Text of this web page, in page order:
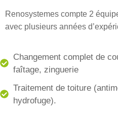
Renosystemes compte 2
avec plusieurs années
Changement complet de
faîtage, zinguerie
Traitement de toiture
hydrofuge).